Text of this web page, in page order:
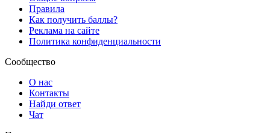
Правила
Как получить баллы?
Реклама на сайте
Политика конфиденциальности
Сообщество
О нас
Контакты
Найди ответ
Чат